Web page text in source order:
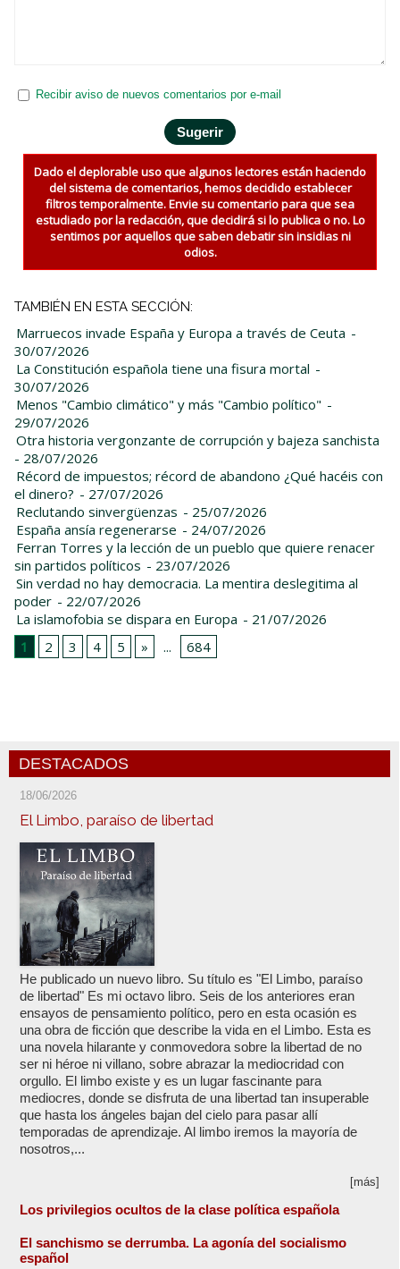
Recibir aviso de nuevos comentarios por e-mail
Dado el deplorable uso que algunos lectores están haciendo
del sistema de comentarios, hemos decidido establecer
filtros temporalmente. Envie su comentario para que sea
estudiado por la redacción, que decidirá si lo publica o no. Lo
sentimos por aquellos que saben debatir sin insidias ni
odios.
TAMBIÉN EN ESTA SECCIÓN:
Marruecos invade España y Europa a través de Ceuta -
30/07/2026
La Constitución española tiene una fisura mortal -
30/07/2026
Menos "Cambio climático" y más "Cambio político" -
29/07/2026
Otra historia vergonzante de corrupción y bajeza sanchista
- 28/07/2026
Récord de impuestos; récord de abandono ¿Qué hacéis con
el dinero? - 27/07/2026
Reclutando sinvergüenzas - 25/07/2026
España ansía regenerarse - 24/07/2026
Ferran Torres y la lección de un pueblo que quiere renacer
sin partidos políticos - 23/07/2026
Sin verdad no hay democracia. La mentira deslegitima al
poder - 22/07/2026
La islamofobia se dispara en Europa - 21/07/2026
1
2 3 4 5 » ... 684
DESTACADOS
18/06/2026
El Limbo, paraíso de libertad
He publicado un nuevo libro. Su título es "El Limbo, paraíso
de libertad" Es mi octavo libro. Seis de los anteriores eran
ensayos de pensamiento político, pero en esta ocasión es
una obra de ficción que describe la vida en el Limbo. Esta es
una novela hilarante y conmovedora sobre la libertad de no
ser ni héroe ni villano, sobre abrazar la mediocridad con
orgullo. El limbo existe y es un lugar fascinante para
mediocres, donde se disfruta de una libertad tan insuperable
que hasta los ángeles bajan del cielo para pasar allí
temporadas de aprendizaje. Al limbo iremos la mayoría de
nosotros,...
[más]
Los privilegios ocultos de la clase política española
El sanchismo se derrumba. La agonía del socialismo
español